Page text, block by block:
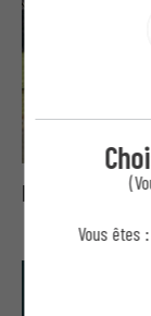
Bavolets,
Vous êtes :